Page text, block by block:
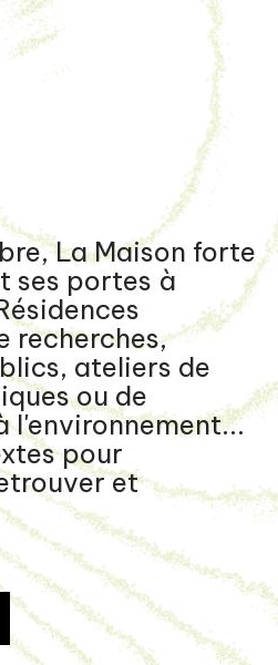
La Maison forte
ses portes à
recherches,
ateliers de
ou de
l'environnement...
pour
et